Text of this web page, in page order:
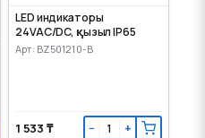
LED индикаторы
24VAC/DC, қызыл IP65
Арт: BZ501210-B
1 533 ₸ − +